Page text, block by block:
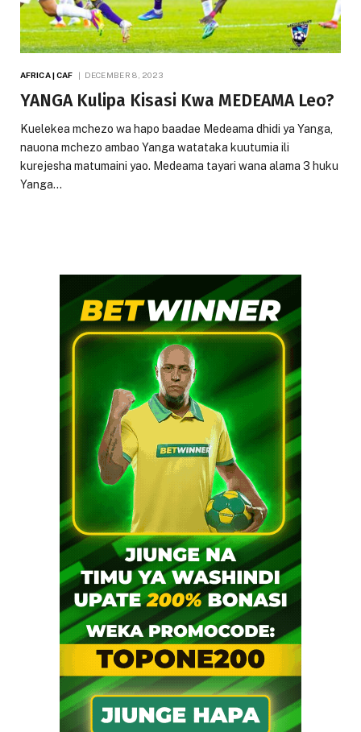
AFRICA | CAF DECEMBER 8, 2023
YANGA Kulipa Kisasi Kwa MEDEAMA Leo?
Kuelekea mchezo wa hapo baadae Medeama dhidi ya Yanga,
nauona mchezo ambao Yanga watataka kuutumia ili
kurejesha matumaini yao. Medeama tayari wana alama 3 huku
Yanga…